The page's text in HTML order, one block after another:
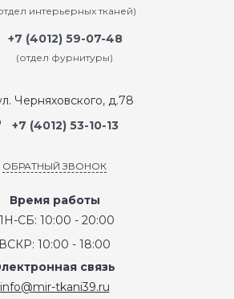
интерьерных тканей)
+7 (4012) 59-07-48
(отдел фурнитуры)
Черняховского, д.78
+7 (4012) 53-10-13
ОБРАТНЫЙ ЗВОНОК
Время работы
СБ: 10:00 - 20:00
ВСКР: 10:00 - 18:00
связь
info@mir-tkani39.ru